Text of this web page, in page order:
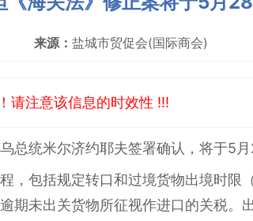
来源： 盐城市贸促会(国际商会)
请注意该信息的时效性 !!!
总统米尔济约耶夫签署确认，将于5月
，包括规定转口和过境货物出境时限
期未出关货物所征视作进口的关税。